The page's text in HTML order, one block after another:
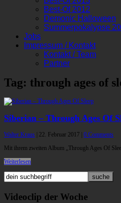
Best-Of 2012
Demonic Halloween
Summerpokalypse
Jobs
Impressum / Kontakt
Kontakt / Team
Partner
Tag: through ages of
Siberian – Through Ages Of
Walter Kraus 22. Februar 2017 0 Comments
Mit ihrem zweiten Album „Through Ages Of
Weiterlesen
Videoclip der Woche